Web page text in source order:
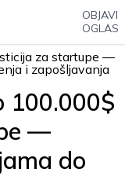
OBJAVI
OGLAS
100.000$
—
do